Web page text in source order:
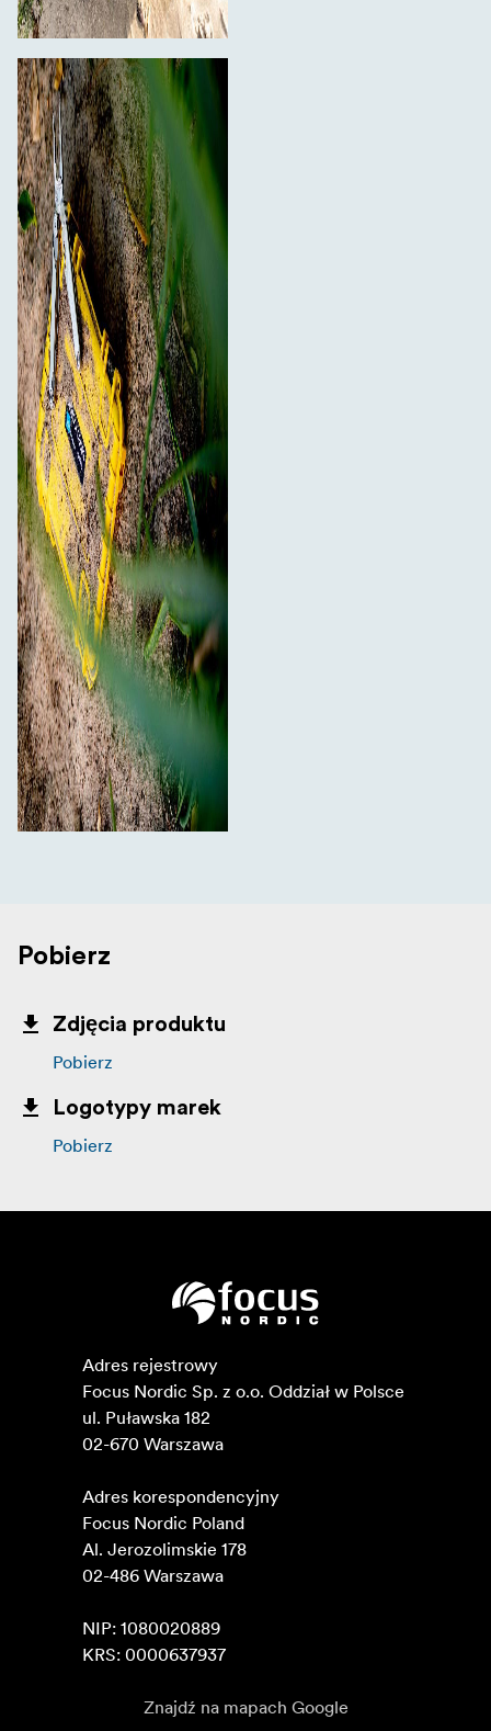
Pobierz
Zdjęcia produktu
Pobierz
Logotypy marek
Pobierz
Adres rejestrowy
Focus Nordic Sp. z o.o. Oddział w Polsce
ul. Puławska 182
02-670 Warszawa
Adres korespondencyjny
Focus Nordic Poland
Al. Jerozolimskie 178
02-486 Warszawa
NIP: 1080020889
KRS: 0000637937
Znajdź na mapach Google